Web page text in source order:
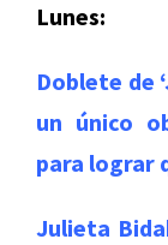
Lunes:
Doblete de
un único
para lograr
Julieta